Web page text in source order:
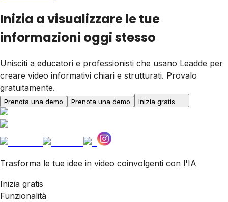
Inizia a visualizzare le tue
informazioni oggi stesso
Unisciti a educatori e professionisti che usano Leadde per
creare video informativi chiari e strutturati. Provalo
gratuitamente.
Prenota una demo Prenota una demo Inizia gratis
Trasforma le tue idee in video coinvolgenti con l'IA
Inizia gratis
Funzionalità